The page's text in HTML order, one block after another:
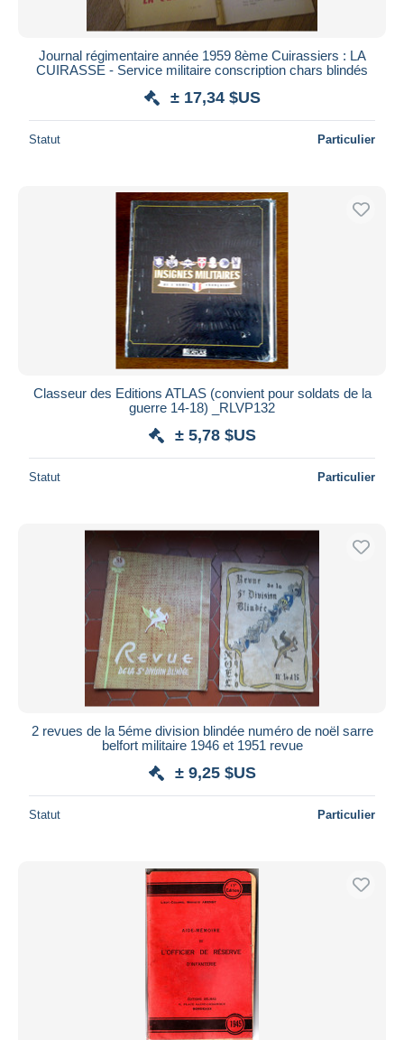
Journal régimentaire année 1959 8ème Cuirassiers : LA
CUIRASSE - Service militaire conscription chars blindés
± 17,34 $US
Statut Particulier
Classeur des Editions ATLAS (convient pour soldats de la
guerre 14-18) _RLVP132
± 5,78 $US
Statut Particulier
2 revues de la 5éme division blindée numéro de noël sarre
belfort militaire 1946 et 1951 revue
± 9,25 $US
Statut Particulier